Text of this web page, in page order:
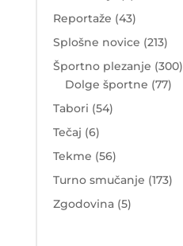
Reportaže (43)
Splošne novice (213)
Športno plezanje (300)
Dolge športne (77)
Tabori (54)
Tečaj (6)
Tekme (56)
Turno smučanje (173)
Zgodovina(5)